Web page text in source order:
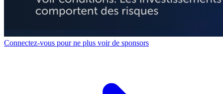
Connectez-vous pour ne plus voir de sponsors